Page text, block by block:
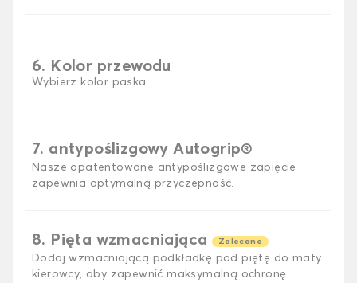
6. Kolor przewodu
Wybierz kolor paska.
7. antypoślizgowy Autogrip®
Nasze opatentowane antypoślizgowe zapięcie
zapewnia optymalną przyczepność.
8. Pięta wzmacniająca Zalecane
Dodaj wzmacniającą podkładkę pod piętę do maty
kierowcy, aby zapewnić maksymalną ochronę.